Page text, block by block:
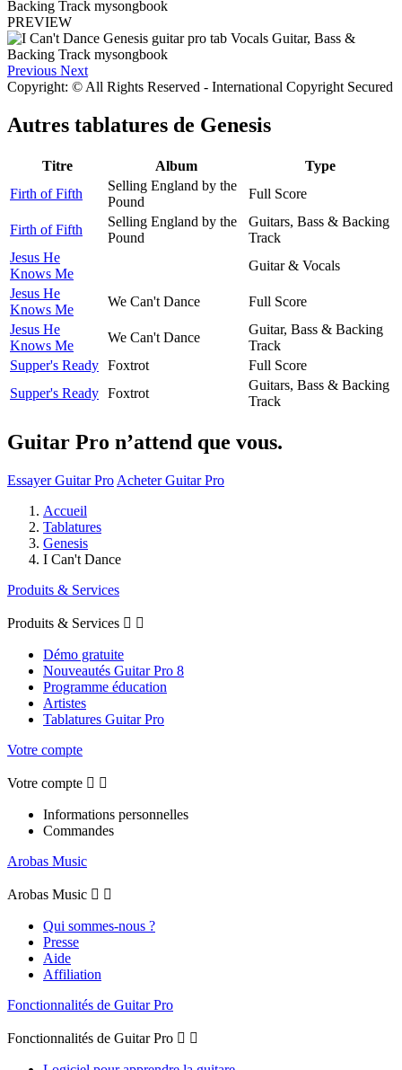
PREVIEW
Previous Next
Copyright: © All Rights Reserved - International Copyright Secured
Autres tablatures de Genesis
Titre Album
Type
Firth of Fifth
Selling England by the
Pound
Full Score
Firth of Fifth
Selling England by the
Pound
Guitars, Bass & Backing
Track
Jesus He
Knows Me
Guitar & Vocals
Jesus He
Knows Me
We Can't Dance
Full Score
Jesus He
Knows Me
We Can't Dance
Guitar, Bass & Backing
Track
Supper's Ready Foxtrot
Full Score
Supper's Ready Foxtrot
Guitars, Bass & Backing
Track
Guitar Pro n’attend que vous.
Essayer Guitar Pro Acheter Guitar Pro
Accueil
Tablatures
Genesis
I Can't Dance
Produits & Services
Produits & Services  
Démo gratuite
Nouveautés Guitar Pro 8
Programme éducation
Artistes
Tablatures Guitar Pro
Votre compte
Votre compte  
Informations personnelles
Commandes
Arobas Music
Arobas Music  
Qui sommes-nous ?
Presse
Aide
Affiliation
Fonctionnalités de Guitar Pro
Fonctionnalités de Guitar Pro  